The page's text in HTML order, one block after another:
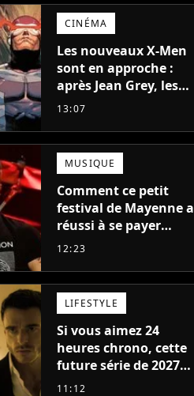
CINÉMA
Les nouveaux X-Men
sont en approche :
après Jean Grey, les
acteurs qui vont jouer
Cyclope trouvés !
13:07
MUSIQUE
Comment ce petit
festival de Mayenne a
réussi à se payer
Robbie Williams, Jul et
12:23
LIFESTYLE
Si vous aimez 24
heures chrono, cette
future série de 2027
va devenir votre
11:12